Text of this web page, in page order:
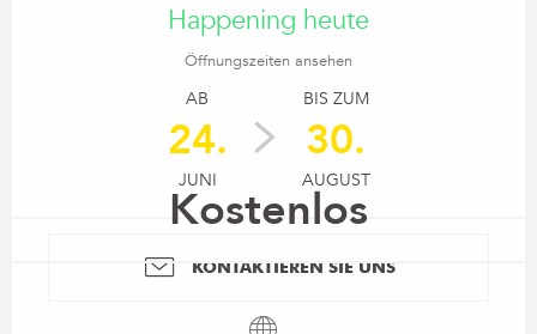
Happening heute
Öffnungszeiten ansehen
AB
24.
JUNI
BIS ZUM
30.
AUGUST
Kostenlos
KONTAKTIEREN SIE UNS